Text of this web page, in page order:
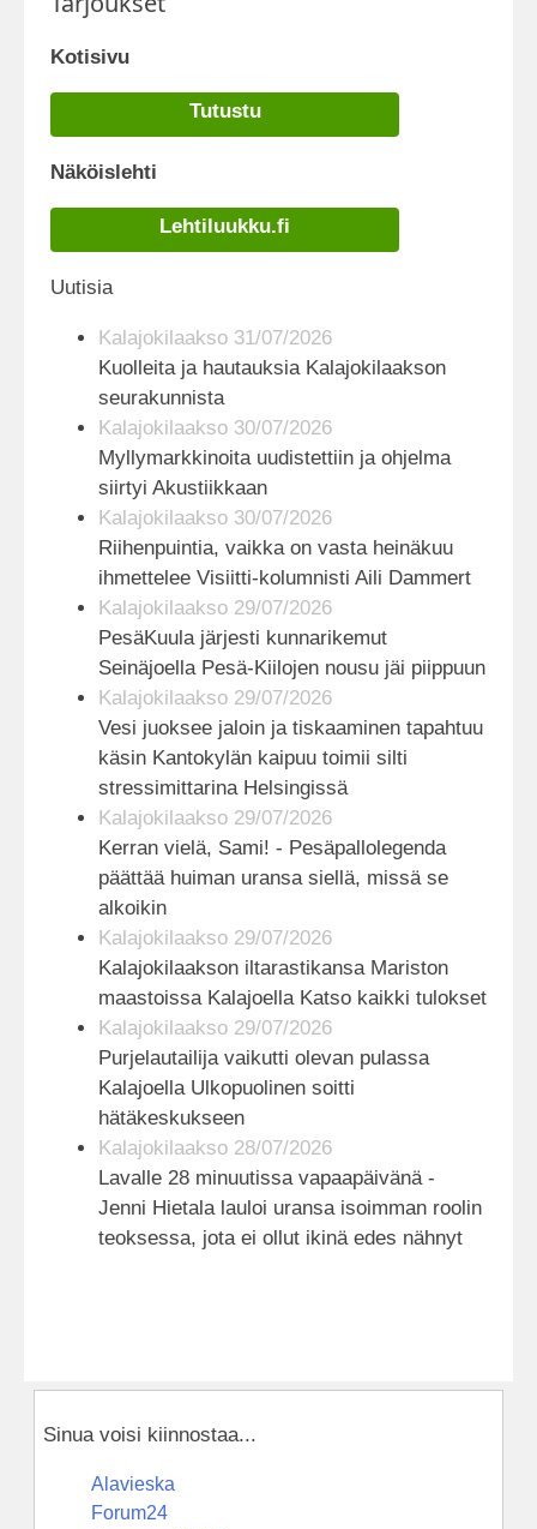
Kotisivu
Tutustu
Näköislehti
Lehtiluukku.fi
Uutisia
Kalajokilaakso 31/07/2026
Kuolleita ja hautauksia Kalajokilaakson
seurakunnista
Kalajokilaakso 30/07/2026
Myllymarkkinoita uudistettiin ja ohjelma
siirtyi Akustiikkaan
Kalajokilaakso 30/07/2026
Riihenpuintia, vaikka on vasta heinäkuu
ihmettelee Visiitti-kolumnisti Aili Dammert
Kalajokilaakso 29/07/2026
PesäKuula järjesti kunnarikemut
Seinäjoella Pesä-Kiilojen nousu jäi piippuun
Kalajokilaakso 29/07/2026
Vesi juoksee jaloin ja tiskaaminen tapahtuu
käsin Kantokylän kaipuu toimii silti
stressimittarina Helsingissä
Kalajokilaakso 29/07/2026
Kerran vielä, Sami! - Pesäpallolegenda
päättää huiman uransa siellä, missä se
alkoikin
Kalajokilaakso 29/07/2026
Kalajokilaakson iltarastikansa Mariston
maastoissa Kalajoella Katso kaikki tulokset
Kalajokilaakso 29/07/2026
Purjelautailija vaikutti olevan pulassa
Kalajoella Ulkopuolinen soitti
hätäkeskukseen
Kalajokilaakso 28/07/2026
Lavalle 28 minuutissa vapaapäivänä -
Jenni Hietala lauloi uransa isoimman roolin
teoksessa, jota ei ollut ikinä edes nähnyt
Sinua voisi kiinnostaa...
Alavieska
Forum24